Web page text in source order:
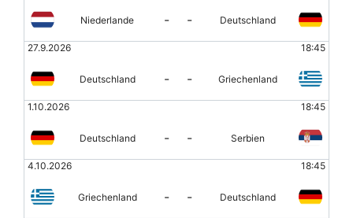
Niederlande - - Deutschland
27.9.2026 18:45
Deutschland - - Griechenland
1.10.2026 18:45
Deutschland - - Serbien
4.10.2026 18:45
Griechenland - - Deutschland